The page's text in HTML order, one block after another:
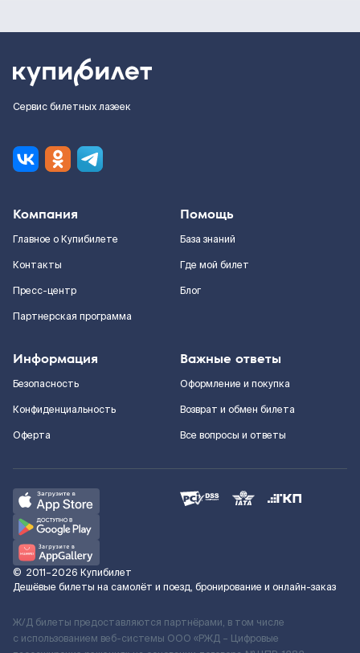
Сервис билетных лазеек
Компания
Главное о Купибилете
Контакты
Пресс-центр
Партнерская программа
Помощь
База знаний
Где мой билет
Блог
Информация
Безопасность
Конфиденциальность
Оферта
Важные ответы
Оформление и покупка
Возврат и обмен билета
Все вопросы и ответы
© 2011–2026 Купибилет
Дешёвые билеты на самолёт и поезд, бронирование и онлайн-заказ
Ж/Д билеты предоставляются партнёрами, в том числе
с использованием веб-системы ООО «РЖД – Цифровые